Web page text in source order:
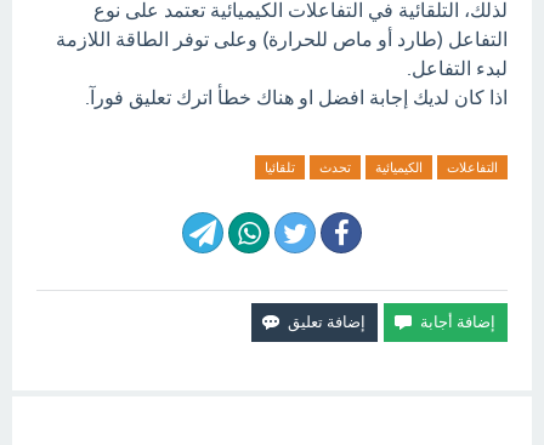
لذلك، التلقائية في التفاعلات الكيميائية تعتمد على نوع
التفاعل (طارد أو ماص للحرارة) وعلى توفر الطاقة اللازمة
لبدء التفاعل.
اذا كان لديك إجابة افضل او هناك خطأ اترك تعليق فورآ.
التفاعلات الكيميائية تحدث تلقائيا